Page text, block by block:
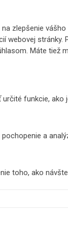
zlepšenie
webovej
Máte
funkcie,
a
toho, ako